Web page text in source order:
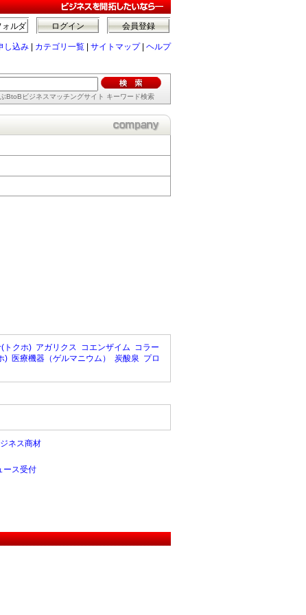
会員登録
ログイン
ォルダ
し込み カテゴリ一覧 サイトマップ| ヘルプ
BtoBビジネスマッチングサイト キーワード検索
トクホ) アガリクス コエンザイム コラー
) 医療機器（ゲルマニウム） 炭酸泉 プロ
ネス商材
ース受付